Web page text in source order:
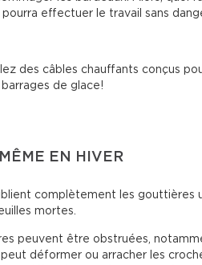
effectuer le travail sans
des câbles chauffants conçus
de glace!
EN HIVER
complètement les gouttières
mortes.
peuvent être obstruées,
déformer ou arracher les